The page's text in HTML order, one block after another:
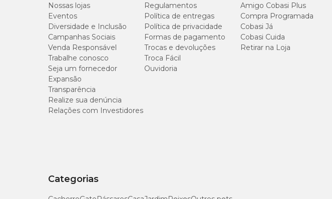
Nossas lojas
Eventos
Diversidade e Inclusão
Campanhas Sociais
Venda Responsável
Trabalhe conosco
Seja um fornecedor
Expansão
Transparência
Realize sua denúncia
Relações com Investidores
Regulamentos
Política de entregas
Política de privacidade
Formas de pagamento
Trocas e devoluções
Troca Fácil
Ouvidoria
Amigo Cobasi Plus
Compra Programada
Cobasi Já
Cobasi Cuida
Retirar na Loja
Categorias